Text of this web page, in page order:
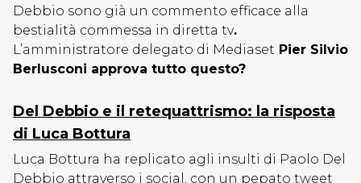
Debbio sono già un commento efficace alla
bestialità commessa in diretta tv.
L’amministratore delegato di Mediaset Pier Silvio
Berlusconi approva tutto questo?
Del Debbio e il retequattrismo: la risposta
di Luca Bottura
Luca Bottura ha replicato agli insulti di Paolo Del
Debbio attraverso i social, con un pepato tweet